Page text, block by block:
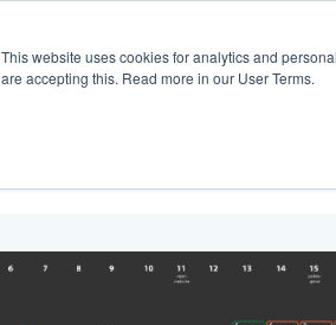
This website uses cookies for analytics and
are accepting this. Read more in our User Terms.